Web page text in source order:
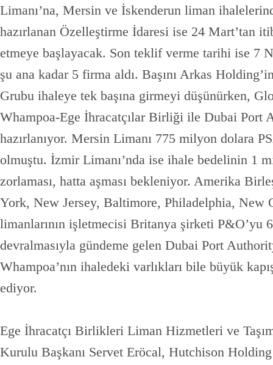
Limanı’na, Mersin ve İskenderun liman
hazırlanan Özelleştirme İdaresi ise 24 Mart’tan
etmeye başlayacak. Son teklif verme tarihi ise 7
şu ana kadar 5 firma aldı. Başını Arkas
Grubu ihaleye tek başına girmeyi düşünürken,
Whampoa-Ege İhracatçılar Birliği ile Dubai Port
hazırlanıyor. Mersin Limanı 775 milyon dolara
olmuştu. İzmir Limanı’nda ise ihale bedelinin 1
zorlaması, hatta aşması bekleniyor. Amerika
York, New Jersey, Baltimore, Philadelphia, New
limanlarının işletmecisi Britanya şirketi P&O’yu
devralmasıyla gündeme gelen Dubai Port
Whampoa’nın ihaledeki varlıkları bile büyük
ediyor.
Ege İhracatçı Birlikleri Liman Hizmetleri ve
Kurulu Başkanı Servet Eröcal, Hutchison